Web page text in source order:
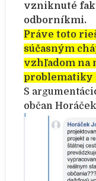
vzniknuté
odborníkmi.
Práve toto
súčasným
vzhľadom na
problematiky
S
občan